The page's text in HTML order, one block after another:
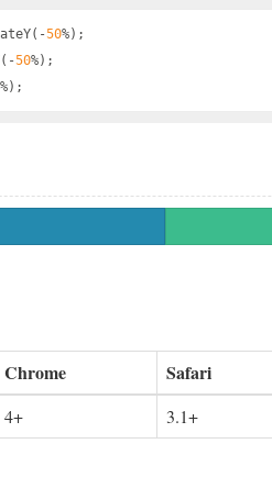
(-50%);
(-50%);
%);
Chrome Safari
4+ 3.1+